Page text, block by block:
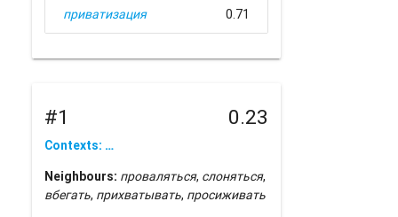
приватизация 0.71
#1 0.23
Contexts: …
Neighbours: проваляться, слоняться,
вбегать, прихватывать, просиживать